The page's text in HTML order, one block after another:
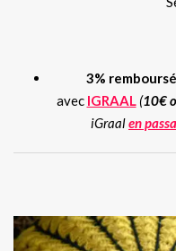
3% remboursé
avec IGRAAL (10€
iGraalen